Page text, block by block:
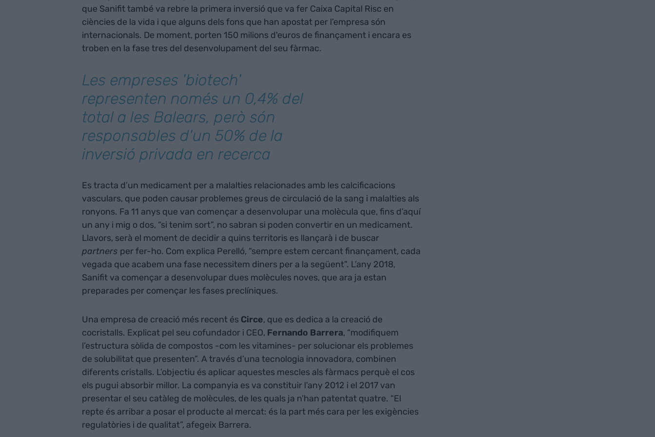
que Sanifit també va rebre la primera inversió que va fer Caixa Capital Risc en
ciències de la vida i que alguns dels fons que han apostat per l’empresa són
internacionals. De moment, porten 150 milions d'euros de finançament i encara es
troben en la fase tres del desenvolupament del seu fàrmac.
Les empreses 'biotech'
representen només un 0,4% del
total a les Balears, però són
responsables d'un 50% de la
inversió privada en recerca
Es tracta d’un medicament per a malalties relacionades amb les calcificacions
vasculars, que poden causar problemes greus de circulació de la sang i malalties als
ronyons. Fa 11 anys que van començar a desenvolupar una molècula que, fins d’aquí
un any i mig o dos, “si tenim sort”, no sabran si poden convertir en un medicament.
Llavors, serà el moment de decidir a quins territoris es llançarà i de buscar
partners per fer-ho. Com explica Perelló, “sempre estem cercant finançament, cada
vegada que acabem una fase necessitem diners per a la següent”. L’any 2018,
Sanifit va començar a desenvolupar dues molècules noves, que ara ja estan
preparades per començar les fases preclíniques.
Una empresa de creació més recent és Circe, que es dedica a la creació de
cocristalls. Explicat pel seu cofundador i CEO, Fernando Barrera, “modifiquem
l’estructura sòlida de compostos -com les vitamines- per solucionar els problemes
de solubilitat que presenten”. A través d’una tecnologia innovadora, combinen
diferents cristalls. L’objectiu és aplicar aquestes mescles als fàrmacs perquè el cos
els pugui absorbir millor. La companyia es va constituir l’any 2012 i el 2017 van
presentar el seu catàleg de molècules, de les quals ja n’han patentat quatre. “El
repte és arribar a posar el producte al mercat: és la part més cara per les exigències
regulatòries i de qualitat”, afegeix Barrera.